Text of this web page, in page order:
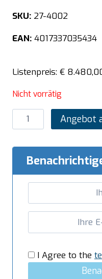
SKU: 27-4002
EAN: 4017337035434
Listenpreis: €
Nicht vorrätig
SARO
Vakuumiermaschine
Menge
Angebot
I Agree to the